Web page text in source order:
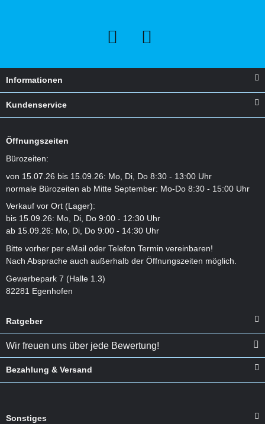
Informationen
Kundenservice
Öffnungszeiten
Bürozeiten:
von 15.07.26 bis 15.09.26: Mo, Di, Do 8:30 - 13:00 Uhr
normale Bürozeiten ab Mitte September: Mo-Do 8:30 - 15:00 Uhr
Verkauf vor Ort (Lager):
bis 15.09.26: Mo, Di, Do 9:00 - 12:30 Uhr
ab 15.09.26: Mo, Di, Do 9:00 - 14:30 Uhr
Bitte vorher per eMail oder Telefon Termin vereinbaren!
Nach Absprache auch außerhalb der Öffnungszeiten möglich.
Gewerbepark 7 (Halle 1.3)
82281 Egenhofen
Ratgeber
Wir freuen uns über jede Bewertung!
Bezahlung & Versand
Sonstiges